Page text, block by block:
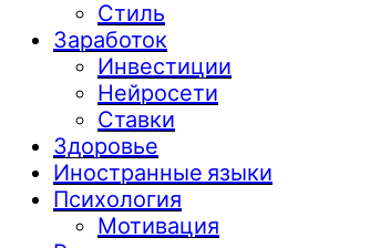
Стиль
Заработок
Инвестиции
Нейросети
Ставки
Здоровье
Иностранные языки
Психология
Мотивация